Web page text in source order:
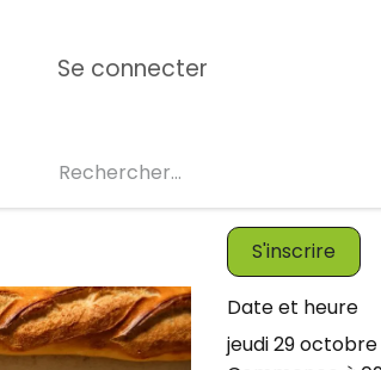
Ange Formation CAP
Se connecter
S'inscrire
Date et heure
jeudi 29 octobre